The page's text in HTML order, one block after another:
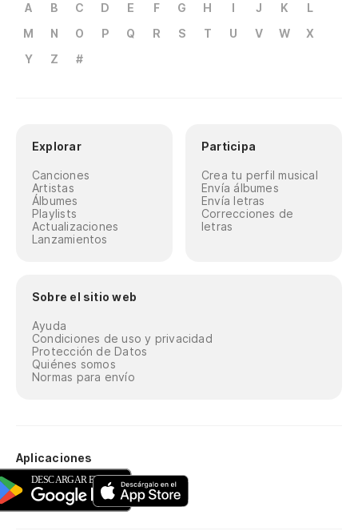
A B C D E F G H I J K
L
M
N O P Q R S T U V W
X
Y
Z #
Explorar
Canciones
Artistas
Álbumes
Playlists
Actualizaciones
Lanzamientos
Participa
Crea tu perfil musical
Envía álbumes
Envía letras
Correcciones de
letras
Sobre el sitio web
Ayuda
Condiciones de uso y privacidad
Protección de Datos
Quiénes somos
Normas para envío
Aplicaciones